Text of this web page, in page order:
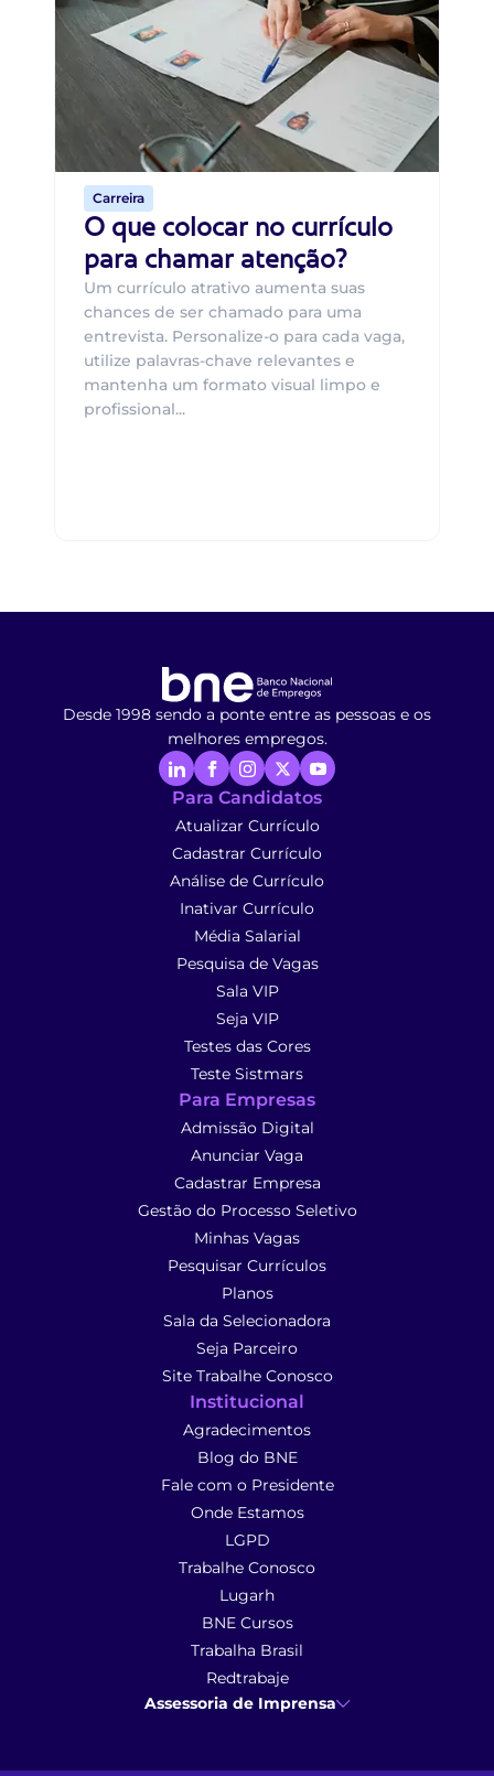
Carreira
O que colocar no currículo
para chamar atenção?
Um currículo atrativo aumenta suas
chances de ser chamado para uma
entrevista. Personalize-o para cada vaga,
utilize palavras-chave relevantes e
mantenha um formato visual limpo e
profissional...
Desde 1998 sendo a ponte entre as pessoas e os
melhores empregos.
Para Candidatos
Atualizar Currículo
Cadastrar Currículo
Análise de Currículo
Inativar Currículo
Média Salarial
Pesquisa de Vagas
Sala VIP
Seja VIP
Testes das Cores
Teste Sistmars
Para Empresas
Admissão Digital
Anunciar Vaga
Cadastrar Empresa
Gestão do Processo Seletivo
Minhas Vagas
Pesquisar Currículos
Planos
Sala da Selecionadora
Seja Parceiro
Site Trabalhe Conosco
Institucional
Agradecimentos
Blog do BNE
Fale com o Presidente
Onde Estamos
LGPD
Trabalhe Conosco
Lugarh
BNE Cursos
Trabalha Brasil
Redtrabaje
Assessoria de Imprensa